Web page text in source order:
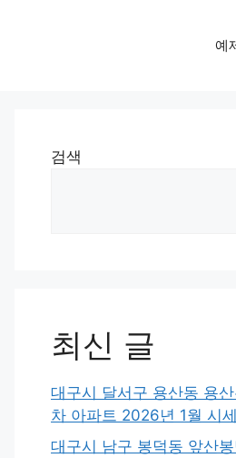
예
검색
최신 글
대구시 달서구 용산동 용
차 아파트 2026년 1월 시세
대구시 남구 봉덕동 앞산